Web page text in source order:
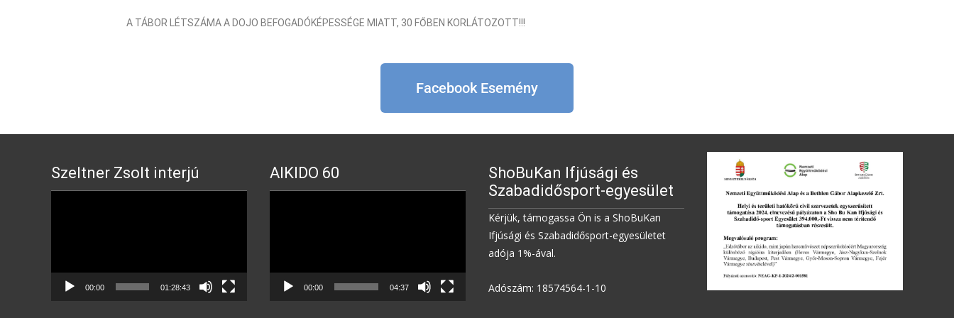
A TÁBOR LÉTSZÁMA A DOJO BEFOGADÓKÉPESSÉGE MIATT, 30 FŐBEN KORLÁTOZOTT!!!
Facebook Esemény
Szeltner Zsolt interjú
00:00 01:28:43
AIKIDO 60
00:00 04:37
ShoBuKan Ifjúsági és
Szabadidősport-egyesület
Kérjük, támogassa Ön is a ShoBuKan
Ifjúsági és Szabadidősport-egyesületet
adója 1%-ával.
Adószám: 18574564-1-10